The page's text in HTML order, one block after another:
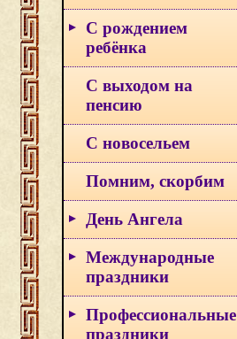
С рождением
ребёнка
С выходом на
пенсию
С новосельем
Помним, скорбим
День Ангела
Международные
праздники
Профессиональные
праздники